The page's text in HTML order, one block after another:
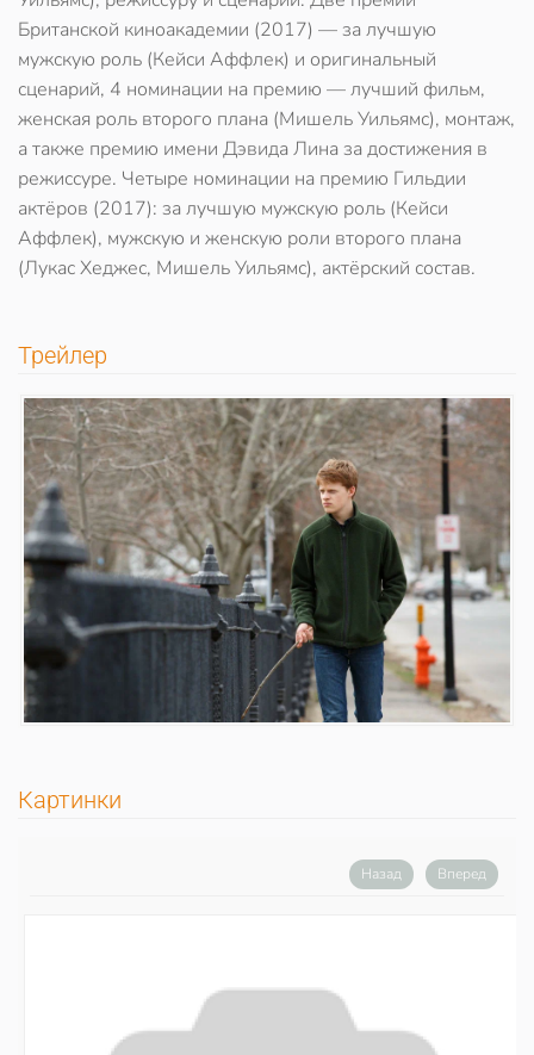
Британской киноакадемии (2017) — за лучшую
мужскую роль (Кейси Аффлек) и оригинальный
сценарий, 4 номинации на премию — лучший фильм,
женская роль второго плана (Мишель Уильямс), монтаж,
а также премию имени Дэвида Лина за достижения в
режиссуре. Четыре номинации на премию Гильдии
актёров (2017): за лучшую мужскую роль (Кейси
Аффлек), мужскую и женскую роли второго плана
(Лукас Хеджес, Мишель Уильямс), актёрский состав.
Трейлер
Картинки
Назад Вперед